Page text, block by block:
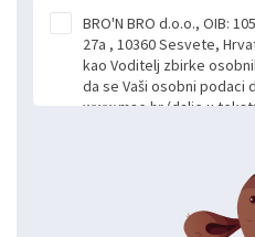
BRO'N BRO d.o.o., OIB:
27a , 10360 Sesvete,
kao Voditelj zbirke
da se Vaši osobni podaci
www.mae.hr (dalje u
obrađeni. Prihvaćanjem
slobodno i izričito dajete
obradu Vaših osobnih
putem ovih web stranica
komunikacije na Vaš upit
Radi se o dobrovoljnom